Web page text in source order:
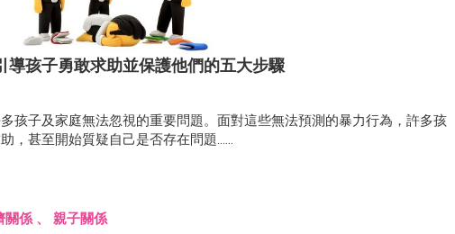
導孩子勇敢求助並保護他們的五大步驟
孩子及家庭無法忽視的重要問題。面對這些無法預測的暴力行為，許多孩
甚至開始質疑自己是否存在問題......
關係 、 親子關係